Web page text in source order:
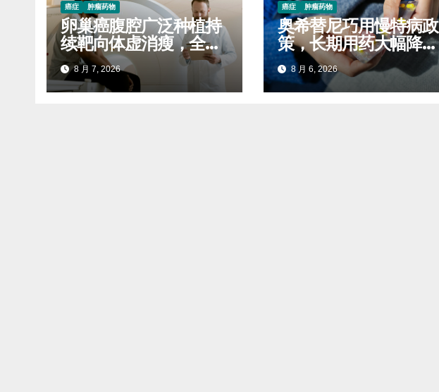
癌症 肿瘤药物
卵巢癌腹腔广泛种植持
续靶向体虚消瘦，全程
服药稳固生存质量延缓
进展
8 月 7, 2026
癌症 肿瘤药物
奥希替尼巧用慢特病政
策，长期用药大幅降低
自付开支
8 月 6, 2026